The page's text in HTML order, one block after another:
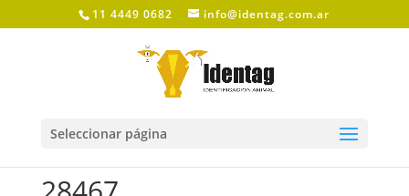
11 4449 0682 info@identag.com.ar
Seleccionar página